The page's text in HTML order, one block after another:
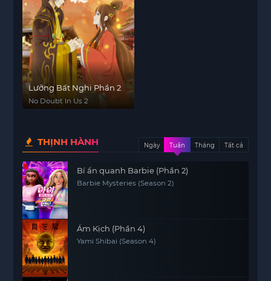
Lưỡng Bất Nghi Phần 2
No Doubt In Us 2
THỊNH HÀNH Ngày Tuần Tháng Tất cả
Bí ẩn quanh Barbie (Phần 2)
Barbie Mysteries (Season 2)
Ám Kịch (Phần 4)
Yami Shibai (Season 4)